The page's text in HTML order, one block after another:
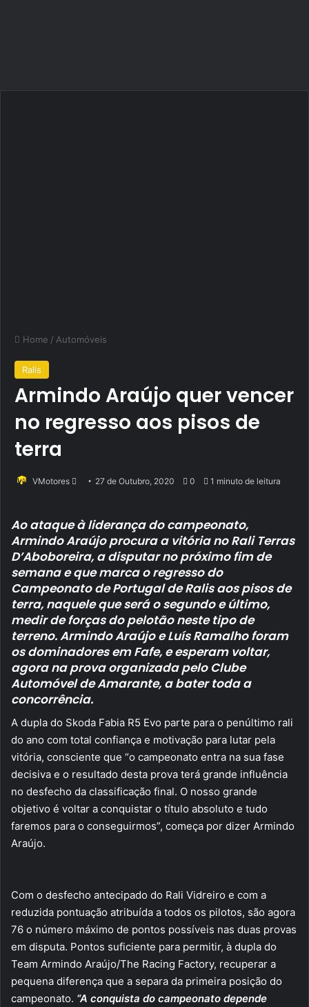
Home / Automóveis
Ralis
Armindo Araújo quer vencer
no regresso aos pisos de
terra
VMotores
Send 27 de Outubro, 2020 0 1 minuto de leitura
Ao ataque à liderança do campeonato,
Armindo Araújo procura a vitória no Rali Terras
D’Aboboreira, a disputar no próximo fim de
semana e que marca o regresso do
Campeonato de Portugal de Ralis aos pisos de
terra, naquele que será o segundo e último,
medir de forças do pelotão neste tipo de
terreno. Armindo Araújo e Luís Ramalho foram
os dominadores em Fafe, e esperam voltar,
agora na prova organizada pelo Clube
Automóvel de Amarante, a bater toda a
concorrência.
A dupla do Skoda Fabia R5 Evo parte para o penúltimo rali
do ano com total confiança e motivação para lutar pela
vitória, consciente que “o campeonato entra na sua fase
decisiva e o resultado desta prova terá grande influência
no desfecho da classificação final. O nosso grande
objetivo é voltar a conquistar o título absoluto e tudo
faremos para o conseguirmos”, começa por dizer Armindo
Araújo.
Com o desfecho antecipado do Rali Vidreiro e com a
reduzida pontuação atribuída a todos os pilotos, são agora
76 o número máximo de pontos possíveis nas duas provas
em disputa. Pontos suficiente para permitir, à dupla do
Team Armindo Araújo/The Racing Factory, recuperar a
pequena diferença que a separa da primeira posição do
campeonato. “A conquista do campeonato depende